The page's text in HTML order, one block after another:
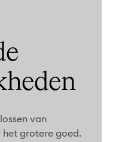
van
grotere goed.